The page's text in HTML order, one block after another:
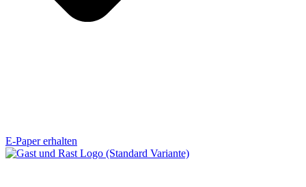
E-Paper erhalten